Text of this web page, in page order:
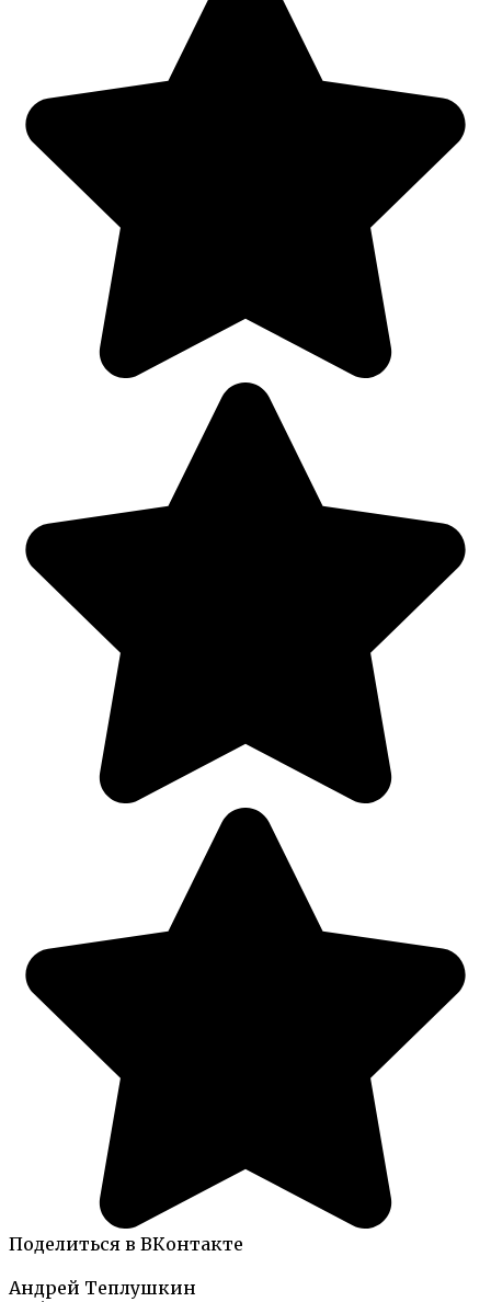
Поделиться в ВКонтакте
Андрей Теплушкин